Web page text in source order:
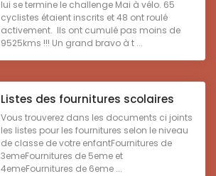
lui se termine le challenge Mai à vélo. 65
cyclistes étaient inscrits et 48 ont roulé
activement. Ils ont cumulé pas moins de
9525kms !!! Un grand bravo à t ...
Listes des fournitures scolaires
Vous trouverez dans les documents ci joints
les listes pour les fournitures selon le niveau
de classe de votre enfantFournitures de
3emeFournitures de 5eme et
4emeFournitures de 6eme ...